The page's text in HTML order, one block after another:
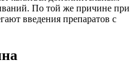
По той же причине при
введения препаратов с